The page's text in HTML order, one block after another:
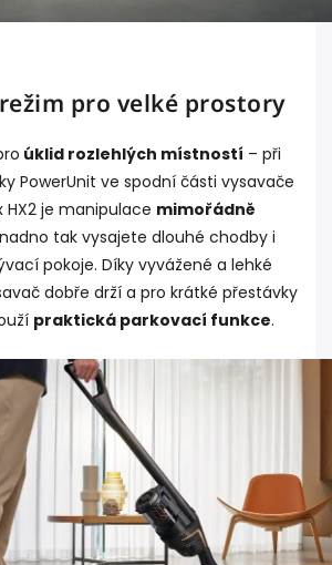
pro velké prostory
úklid rozlehlých místností – při
PowerUnit ve spodní části vysavače
HX2 je manipulace mimořádně
tak vysajete dlouhé chodby i
pokoje. Díky vyvážené a lehké
dobře drží a pro krátké přestávky
praktická parkovací funkce.